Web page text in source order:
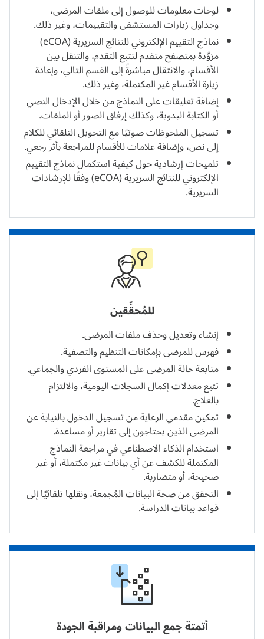
لوحات معلومات للوصول إلى ملفات المرضى،
وجداول زيارات المستشفى والتقييمات، وغير ذلك.
نماذج التقييم الإلكتروني للنتائج السريرية (eCOA)
مزوَّدة بمتصفح متقدم لتتبع التقدم، والتنقل بين
الأقسام، والانتقال مباشرةً إلى القسم التالي، وإعادة
زيارة الأقسام غير المكتملة، وغير ذلك.
إضافة تعليقات على النماذج من خلال الإدخال النصي
أو الكتابة اليدوية، وكذلك إرفاق الصور أو الملفات.
تسجيل الملحوظات صوتيًا مع التحويل التلقائي للكلام
إلى نص، وإضافة علامات للأقسام للمراجعة بأثر رجعي.
تلميحات إرشادية حول كيفية استكمال نماذج التقييم
الإلكتروني للنتائج السريرية (eCOA) وفقًا للإرشادات
السريرية.
للمُحقِّقين
إنشاء وتعديل وحذف ملفات المرضى.
فهرس للمرضى بإمكانات التنظيم والتصفية.
متابعة حالة المرضى على المستوى الفردي والجماعي.
تتبع معدلات إكمال السجلات اليومية، والالتزام
بالعلاج.
تمكين مقدمي الرعاية من تسجيل الدخول بالنيابة عن
المرضى الذين يحتاجون إلى تقارير أو مساعدة.
استخدام الذكاء الاصطناعي في مراجعة النماذج
المكتملة للكشف عن أي بيانات غير مكتملة، أو غير
صحيحة، أو متضاربة.
التحقق من صحة البيانات المُجمعة، ونقلها تلقائيًا إلى
قواعد بيانات الدراسة.
أتمتة جمع البيانات ومراقبة الجودة